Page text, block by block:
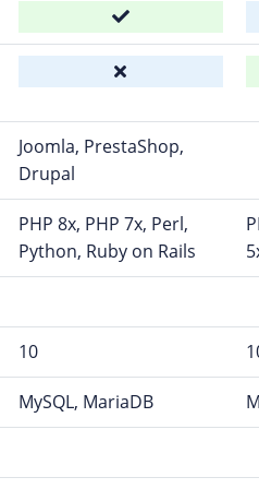
Joomla, PrestaShop,
Drupal
PHP 8x, PHP 7x, Perl,
Python, Ruby on Rails
10
MySQL, MariaDB